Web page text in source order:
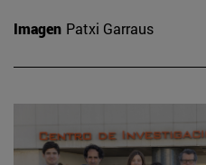
Imagen Patxi Garraus